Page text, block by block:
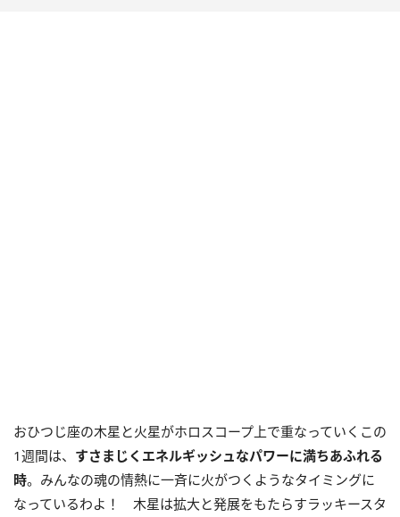
おひつじ座の木星と火星がホロスコープ上で重なっていくこの
1週間は、 すさまじくエネルギッシュなパワーに満ちあふれる
時。みんなの魂の情熱に一斉に火がつくようなタイミングに
なっているわよ！ 木星は拡大と発展をもたらすラッキースタ